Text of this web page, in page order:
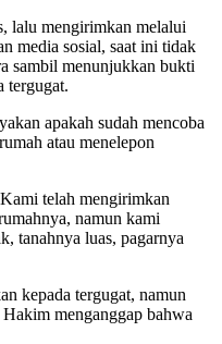
lalu mengirimkan melalui
media sosial, saat ini tidak
sambil menunjukkan bukti
tergugat.
apakah sudah mencoba
atau menelepon
telah mengirimkan
namun kami
tanahnya luas, pagarnya
kepada tergugat, namun
menganggap bahwa